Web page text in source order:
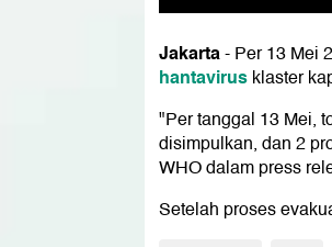
Jakarta- Per 13 Mei
hantavirusklaster
"Per tanggal 13 Mei,
disimpulkan, dan 2
WHO dalam press
Setelah proses